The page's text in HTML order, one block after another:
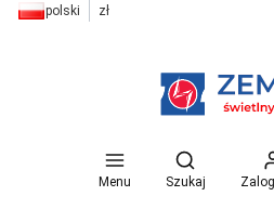
polski zł
Menu
Otwórz
Szukaj